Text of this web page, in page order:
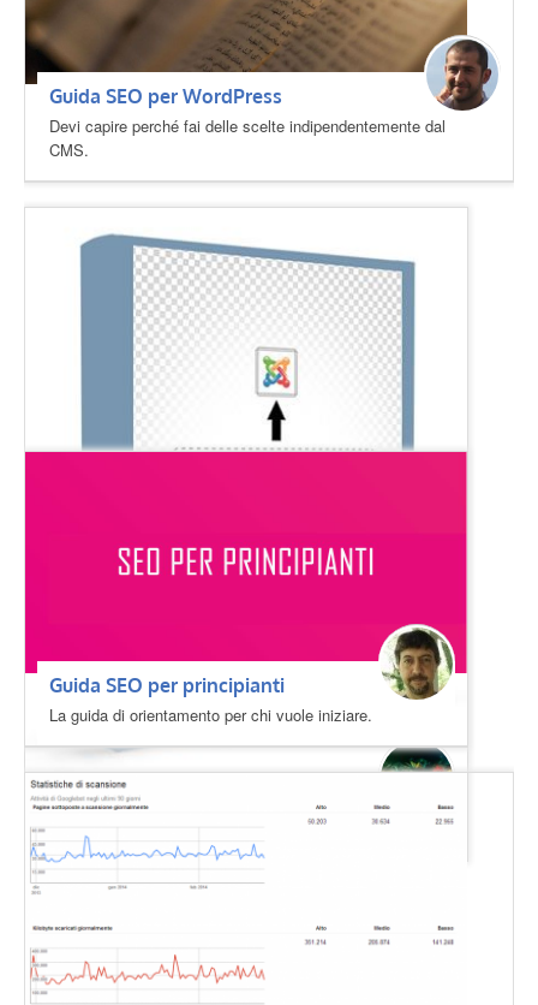
Guida SEO per WordPress
Devi capire perché fai delle scelte indipendentemente dal
CMS.
Guida SEO per Joomla
Passo passo alla scoperta dell’ottimizzazione del CMS.
Guida SEO per principianti
La guida di orientamento per chi vuole iniziare.